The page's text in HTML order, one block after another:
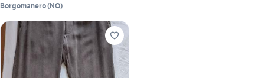
Borgomanero(NO)